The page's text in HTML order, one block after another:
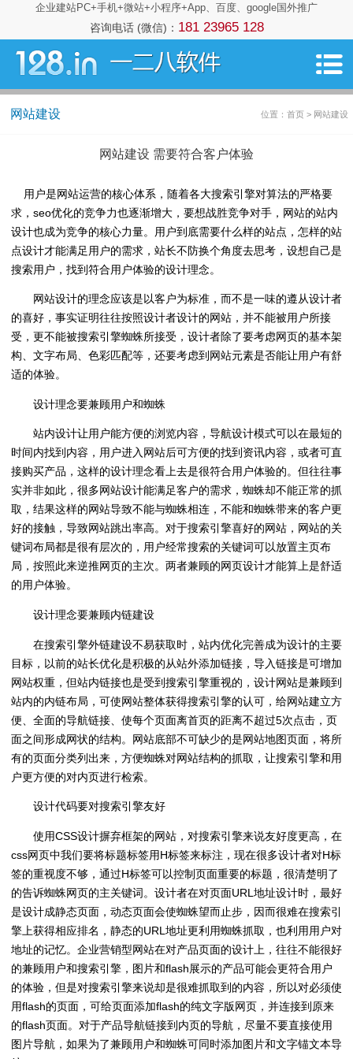
企业建站PC+手机+微站+小程序+App、百度、google国外推广
咨询电话 (微信)： 181 23965 128
网站建设 位置：首页 > 网站建设
网站建设 需要符合客户体验
用户是网站运营的核心体系，随着各大搜索引擎对算法的严格要
求，seo优化的竞争力也逐渐增大，要想战胜竞争对手，网站的站内
设计也成为竞争的核心力量。用户到底需要什么样的站点，怎样的站
点设计才能满足用户的需求，站长不防换个角度去思考，设想自己是
搜索用户，找到符合用户体验的设计理念。
网站设计的理念应该是以客户为标准，而不是一味的遵从设计者
的喜好，事实证明往往按照设计者设计的网站，并不能被用户所接
受，更不能被搜索引擎蜘蛛所接受，设计者除了要考虑网页的基本架
构、文字布局、色彩匹配等，还要考虑到网站元素是否能让用户有舒
适的体验。
设计理念要兼顾用户和蜘蛛
站内设计让用户能方便的浏览内容，导航设计模式可以在最短的
时间内找到内容，用户进入网站后可方便的找到资讯内容，或者可直
接购买产品，这样的设计理念看上去是很符合用户体验的。但往往事
实并非如此，很多网站设计能满足客户的需求，蜘蛛却不能正常的抓
取，结果这样的网站导致不能与蜘蛛相连，不能和蜘蛛带来的客户更
好的接触，导致网站跳出率高。对于搜索引擎喜好的网站，网站的关
键词布局都是很有层次的，用户经常搜索的关键词可以放置主页布
局，按照此来逆推网页的主次。两者兼顾的网页设计才能算上是舒适
的用户体验。
设计理念要兼顾内链建设
在搜索引擎外链建设不易获取时，站内优化完善成为设计的主要
目标，以前的站长优化是积极的从站外添加链接，导入链接是可增加
网站权重，但站内链接也是受到搜索引擎重视的，设计网站是兼顾到
站内的内链布局，可使网站整体获得搜索引擎的认可，给网站建立方
便、全面的导航链接、使每个页面离首页的距离不超过5次点击，页
面之间形成网状的结构。网站底部不可缺少的是网站地图页面，将所
有的页面分类列出来，方便蜘蛛对网站结构的抓取，让搜索引擎和用
户更方便的对内页进行检索。
设计代码要对搜索引擎友好
使用CSS设计摒弃框架的网站，对搜索引擎来说友好度更高，在
css网页中我们要将标题标签用H标签来标注，现在很多设计者对H标
签的重视度不够，通过H标签可以控制页面重要的标题，很清楚明了
的告诉蜘蛛网页的主关键词。设计者在对页面URL地址设计时，最好
是设计成静态页面，动态页面会使蜘蛛望而止步，因而很难在搜索引
擎上获得相应排名，静态的URL地址更利用蜘蛛抓取，也利用用户对
地址的记忆。企业营销型网站在对产品页面的设计上，往往不能很好
的兼顾用户和搜索引擎，图片和flash展示的产品可能会更符合用户
的体验，但是对搜索引擎来说却是很难抓取到的内容，所以对必须使
用flash的页面，可给页面添加flash的纯文字版网页，并连接到原来
的flash页面。对于产品导航链接到内页的导航，尽量不要直接使用
图片导航，如果为了兼顾用户和蜘蛛可同时添加图片和文字锚文本导